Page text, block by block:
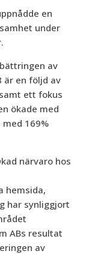
en
under
av
är en följd av
ett fokus
ökade med
169%
närvaro hos
hemsida,
har synliggjort
ABs resultat
av